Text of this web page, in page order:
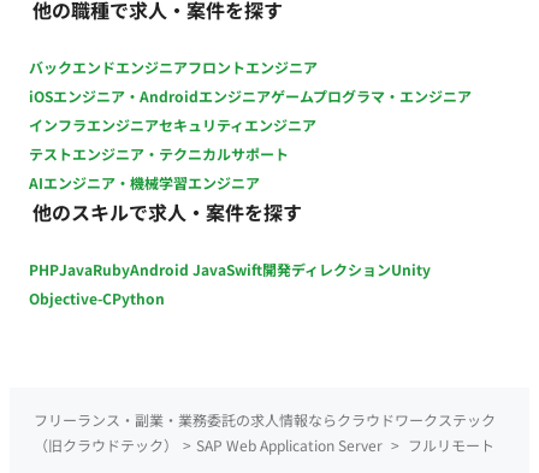
他の職種で求人・案件を探す
バックエンドエンジニアフロントエンジニア
iOSエンジニア・Androidエンジニアゲームプログラマ・エンジニア
インフラエンジニアセキュリティエンジニア
テストエンジニア・テクニカルサポート
AIエンジニア・機械学習エンジニア
他のスキルで求人・案件を探す
PHPJavaRubyAndroid JavaSwift開発ディレクションUnity
Objective-CPython
フリーランス・副業・業務委託の求人情報ならクラウドワークステック
（旧クラウドテック）
> SAP Web Application Server > フルリモート